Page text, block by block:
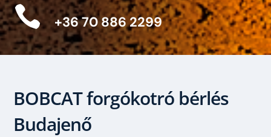
 +36 70 886 2299
BOBCAT forgókotró bérlés
Budajenő